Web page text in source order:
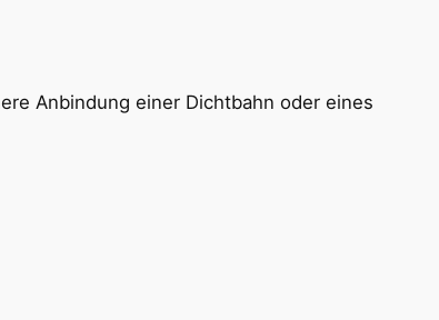
Anbindung einer Dichtbahn oder eines